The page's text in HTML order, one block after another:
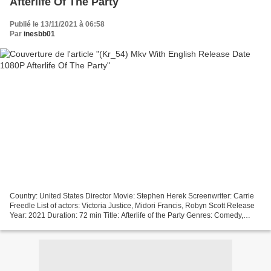
Publié le 13/11/2021 à 06:58
Par inesbb01
Country: United States Director Movie: Stephen Herek Screenwriter: Carrie
Freedle List of actors: Victoria Justice, Midori Francis, Robyn Scott Release
Year: 2021 Duration: 72 min Title: Afterlife of the Party Genres: Comedy,